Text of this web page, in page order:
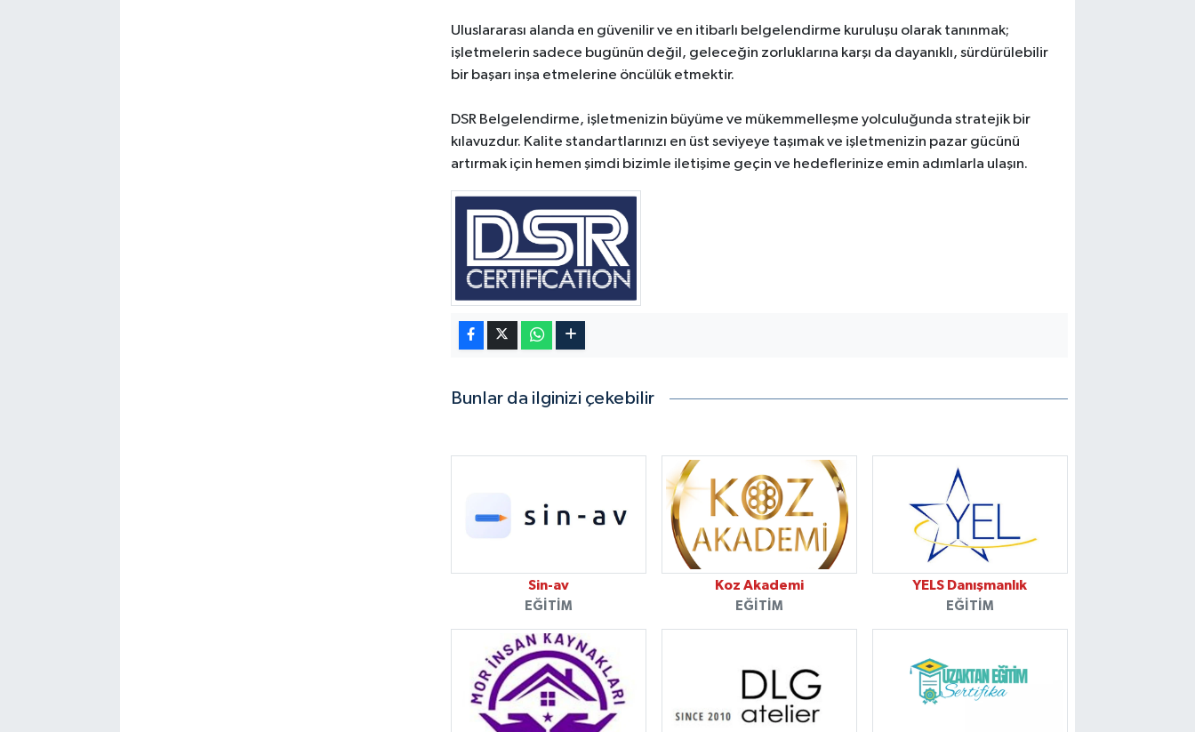
Uluslararası alanda en güvenilir ve en itibarlı belgelendirme kuruluşu olarak tanınmak;
işletmelerin sadece bugünün değil, geleceğin zorluklarına karşı da dayanıklı, sürdürülebilir
bir başarı inşa etmelerine öncülük etmektir.
DSR Belgelendirme, işletmenizin büyüme ve mükemmelleşme yolculuğunda stratejik bir
kılavuzdur. Kalite standartlarınızı en üst seviyeye taşımak ve işletmenizin pazar gücünü
artırmak için hemen şimdi bizimle iletişime geçin ve hedeflerinize emin adımlarla ulaşın.
Bunlar da ilginizi çekebilir
Sin-av
EĞITIM
Koz Akademi
EĞITIM
YELS Danışmanlık
EĞITIM